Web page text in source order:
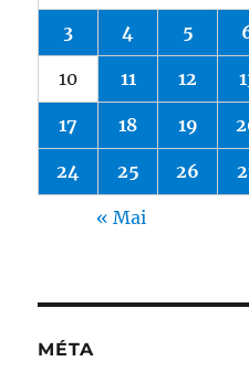
3 4 5
10 11 12
17 18 19
24 25 26
« Mai
MÉTA